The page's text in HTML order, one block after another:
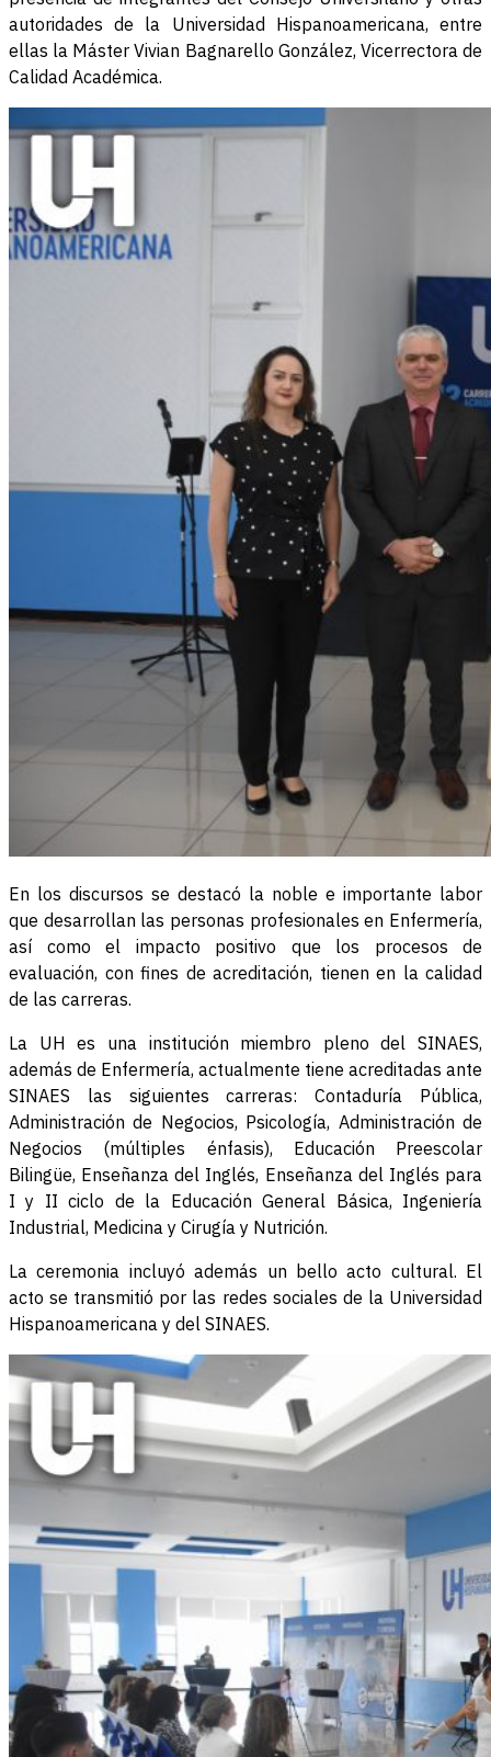
autoridades de la Universidad Hispanoamericana, entre
ellas la Máster Vivian Bagnarello González, Vicerrectora de
Calidad Académica.
En los discursos se destacó la noble e importante labor
que desarrollan las personas profesionales en Enfermería,
así como el impacto positivo que los procesos de
evaluación, con fines de acreditación, tienen en la calidad
de las carreras.
La UH es una institución miembro pleno del SINAES,
además de Enfermería, actualmente tiene acreditadas ante
SINAES las siguientes carreras: Contaduría Pública,
Administración de Negocios, Psicología, Administración de
Negocios (múltiples énfasis), Educación Preescolar
Bilingüe, Enseñanza del Inglés, Enseñanza del Inglés para
I y II ciclo de la Educación General Básica, Ingeniería
Industrial, Medicina y Cirugía y Nutrición.
La ceremonia incluyó además un bello acto cultural. El
acto se transmitió por las redes sociales de la Universidad
Hispanoamericana y del SINAES.